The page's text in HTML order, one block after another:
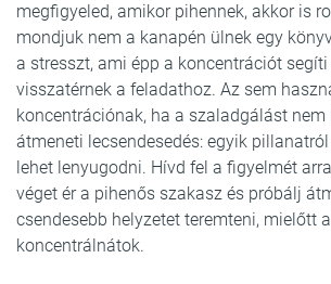
megfigyeled, amikor pihennek, akkor is
mondjuk nem a kanapén ülnek egy
a stresszt, ami épp a koncentrációt
visszatérnek a feladathoz. Az sem
koncentrációnak, ha a szaladgálást nem
átmeneti lecsendesedés: egyik
lehet lenyugodni. Hívd fel a figyelmét
véget ér a pihenős szakasz és próbálj
csendesebb helyzetet teremteni, mielőtt
koncentrálnátok.